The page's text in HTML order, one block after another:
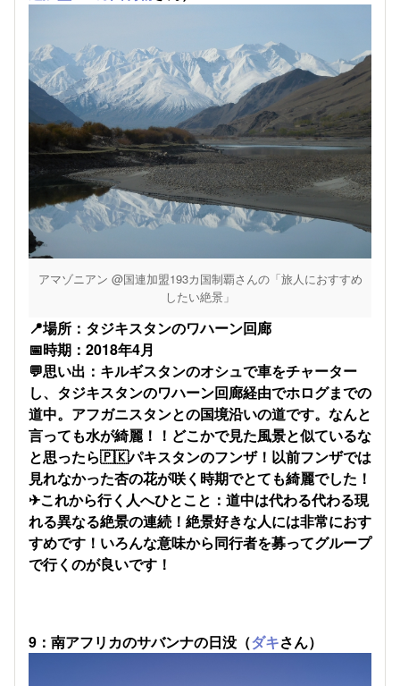
アマゾニアン @国連加盟193カ国制覇さんの「旅人におすすめ
したい絶景」
​📍場所：タジキスタンのワハーン回廊
📅時期：2018年4月
💬思い出：キルギスタンのオシュで車をチャーター
し、タジキスタンのワハーン回廊経由でホログまでの
道中。アフガニスタンとの国境沿いの道です。なんと
言っても水が綺麗！！どこかで見た風景と似ているな
と思ったら🇵🇰パキスタンのフンザ！以前フンザでは
見れなかった杏の花が咲く時期でとても綺麗でした！
✈これから行く人へひとこと：道中は代わる代わる現
れる異なる絶景の連続！絶景好きな人には非常におす
すめです！いろんな意味から同行者を募ってグループ
で行くのが良いです！
9：南アフリカのサバンナの日没（ダキさん）